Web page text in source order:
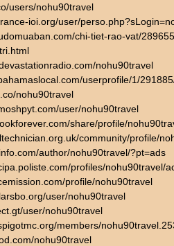
users/nohu90travel
ioi.org/user/
chi-tiet-rao-vat/
nohu90travel
userprofile/1/
nohu90travel
user/nohu90travel
share/profile/
community/profile/
author/nohu90travel/?pt=ads
profiles/nohu90travel/
profile/nohu90travel
user/nohu90travel
user/nohu90travel
members/
nohu90travel